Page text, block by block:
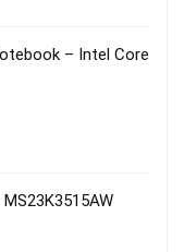
– Intel Core